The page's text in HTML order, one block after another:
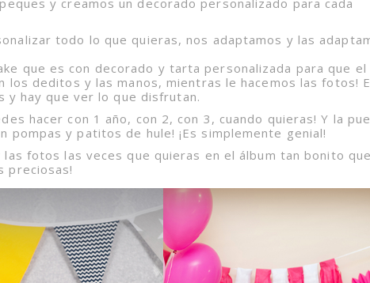
todo lo que quieras, nos adaptamos y las
que es con decorado y tarta personalizada para que el
los deditos y las manos, mientras le hacemos las fotos!
y hay que ver lo que disfrutan.
hacer con 1 año, con 2, con 3, cuando quieras! Y la
pompas y patitos de hule! ¡Es simplemente genial!
fotos las veces que quieras en el álbum tan bonito
preciosas!